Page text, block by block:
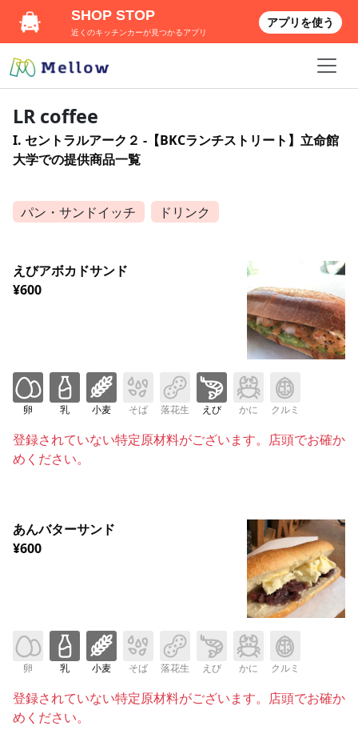
LR coffee
I. セントラルアーク２ -【BKCランチストリート】立命館
大学での提供商品一覧
パン・サンドイッチ ドリンク
えびアボカドサンド
¥600
卵 乳 小麦 そば 落花生 えび かに クルミ
登録されていない特定原材料がございます。店頭でお確か
めください。
あんバターサンド
¥600
卵 乳 小麦 そば 落花生 えび かに クルミ
登録されていない特定原材料がございます。店頭でお確か
めください。
SHOP STOP
近くのキッチンカーが見つかるアプリ
アプリを使う